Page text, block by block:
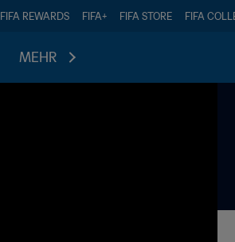
FIFA REWARDS FIFA+ FIFA STORE FIFA
MEHR